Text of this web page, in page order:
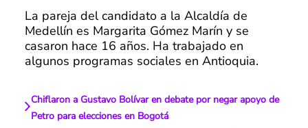
La pareja del candidato a la Alcaldía de
Medellín es Margarita Gómez Marín y se
casaron hace 16 años. Ha trabajado en
algunos programas sociales en Antioquia.
Chiflaron a Gustavo Bolívar en debate por negar apoyo de
Petro para elecciones en Bogotá